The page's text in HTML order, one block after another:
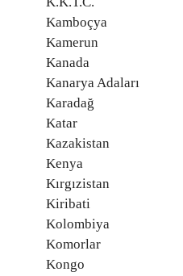
Kamboçya
Kamerun
Kanada
Kanarya Adaları
Karadağ
Katar
Kazakistan
Kenya
Kırgızistan
Kiribati
Kolombiya
Komorlar
Kongo